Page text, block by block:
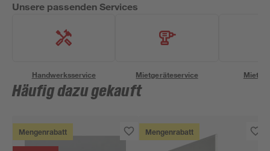
Unsere passenden Services
Handwerksservice Mietgeräteservice
Häufig dazu gekauft
Mengenrabatt Mengenrabatt